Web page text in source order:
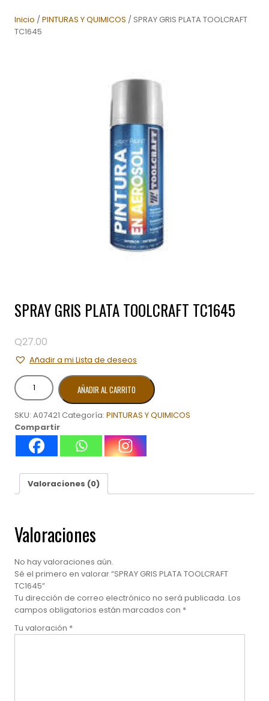
Inicio /PINTURAS Y QUIMICOS / SPRAY GRIS PLATA TOOLCRAFT
TC1645
SPRAY GRIS PLATA TOOLCRAFT TC1645
Q27.00
Añadir a mi Lista de deseos
SPRAY
GRIS
TOOLCRAFT
TC1645
cantidad
AÑADIR AL CARRITO
SKU: A07421 Categoría: PINTURAS Y QUIMICOS
Compartir
Valoraciones (0)
Valoraciones
No hay valoraciones aún.
Sé el primero en valorar “SPRAY GRIS PLATA TOOLCRAFT
TC1645”
Tu dirección de correo electrónico no será publicada. Los
campos obligatorios están marcados con *
Tu valoración *